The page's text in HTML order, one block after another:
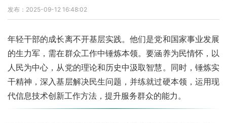
发布：2025-09-12 16:48:02
年轻干部的成长离不开基层实践。他们是党和国家事业发展
的生力军，需在群众工作中锤炼本领。要涵养为民情怀，以
人民为中心，从党的理论和历史中汲取智慧。同时，锤炼实
干精神，深入基层解决民生问题，并练就过硬本领，运用现
代信息技术创新工作方法，提升服务群众的能力。